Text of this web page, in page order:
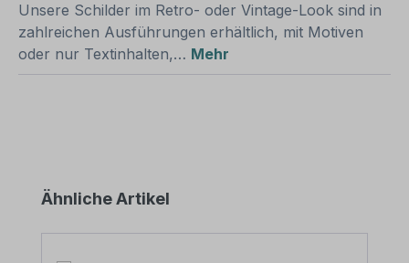
Unsere Schilder im Retro- oder Vintage-Look sind in
zahlreichen Ausführungen erhältlich, mit Motiven
oder nur Textinhalten,… Mehr
Produktgalerie überspringen
Ähnliche Artikel